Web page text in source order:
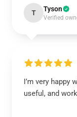
T Tyson
Verified
I’m very happy
useful, and